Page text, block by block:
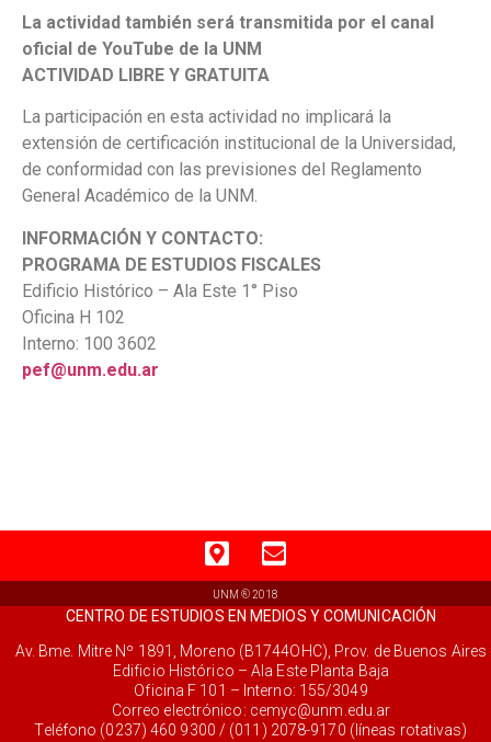
La actividad también será transmitida por el canal
oficial de YouTube de la UNM
ACTIVIDAD LIBRE Y GRATUITA
La participación en esta actividad no implicará la
extensión de certificación institucional de la Universidad,
de conformidad con las previsiones del Reglamento
General Académico de la UNM.
INFORMACIÓN Y CONTACTO:
PROGRAMA DE ESTUDIOS FISCALES
Edificio Histórico – Ala Este 1° Piso
Oficina H 102
Interno: 100 3602
pef@unm.edu.ar
UNM ® 2018
CENTRO DE ESTUDIOS EN MEDIOS Y COMUNICACIÓN
Av. Bme. Mitre Nº 1891, Moreno (B1744OHC), Prov. de Buenos Aires
Edificio Histórico – Ala Este Planta Baja
Oficina F 101 – Interno: 155/3049
Correo electrónico: cemyc@unm.edu.ar
Teléfono (0237) 460 9300 / (011) 2078-9170 (líneas rotativas)